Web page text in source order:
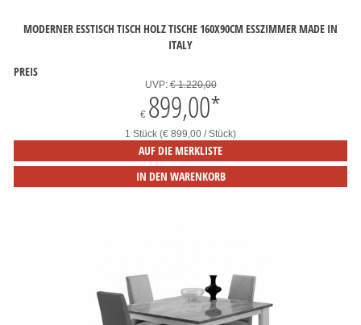
MODERNER ESSTISCH TISCH HOLZ TISCHE 160X90CM ESSZIMMER MADE IN
ITALY
PREIS
UVP:€ 1.220,00
€ 899,00*
1 Stück (€ 899,00 / Stück)
AUF DIE MERKLISTE
IN DEN WARENKORB